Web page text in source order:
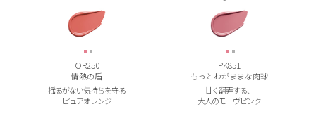
OR250
情熱の盾
揺るがない気持ちを守る
ピュアオレンジ
PK851
もっとわがままな肉球
甘く翻弄する、
大人のモーヴピンク